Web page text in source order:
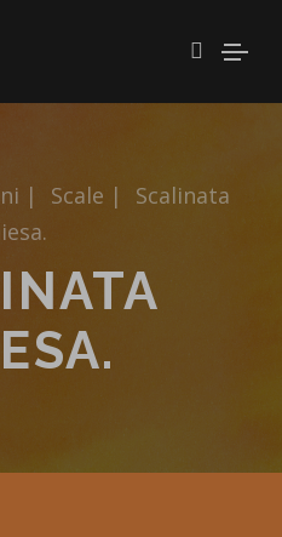
| Scale |
Scalinata